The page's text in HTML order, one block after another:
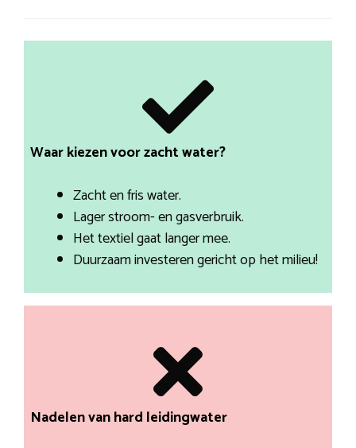
Waar kiezen voor zacht water?
Zacht en fris water.
Lager stroom- en gasverbruik.
Het textiel gaat langer mee.
Duurzaam investeren gericht op het milieu!
Nadelen van hard leidingwater